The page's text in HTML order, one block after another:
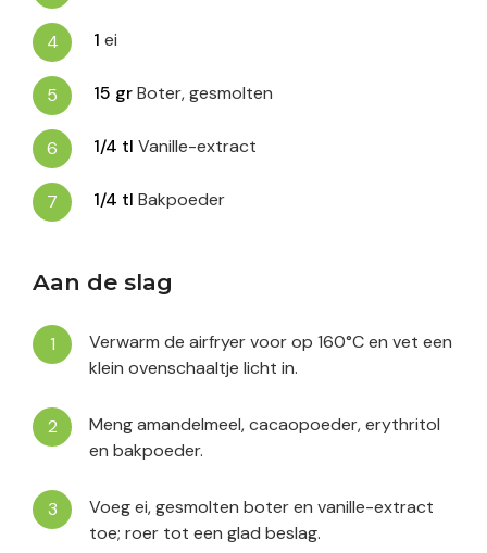
1 ei
15 grBoter, gesmolten
1/4 tl Vanille-extract
1/4 tl Bakpoeder
Aan de slag
Verwarm de airfryer voor op 160°C en vet een
klein ovenschaaltje licht in.
Meng amandelmeel, cacaopoeder, erythritol
en bakpoeder.
Voeg ei, gesmolten boter en vanille-extract
toe; roer tot een glad beslag.